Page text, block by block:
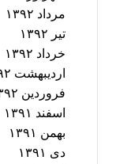
مرداد ۱۳۹۲
تیر ۱۳۹۲
خرداد ۱۳۹۲
اردیبهشت ۱۳۹۲
فروردین ۱۳۹۲
اسفند ۱۳۹۱
بهمن ۱۳۹۱
دی ۱۳۹۱